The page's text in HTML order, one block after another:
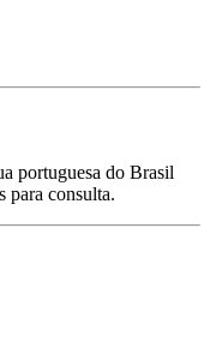
portuguesa do Brasil
para consulta.